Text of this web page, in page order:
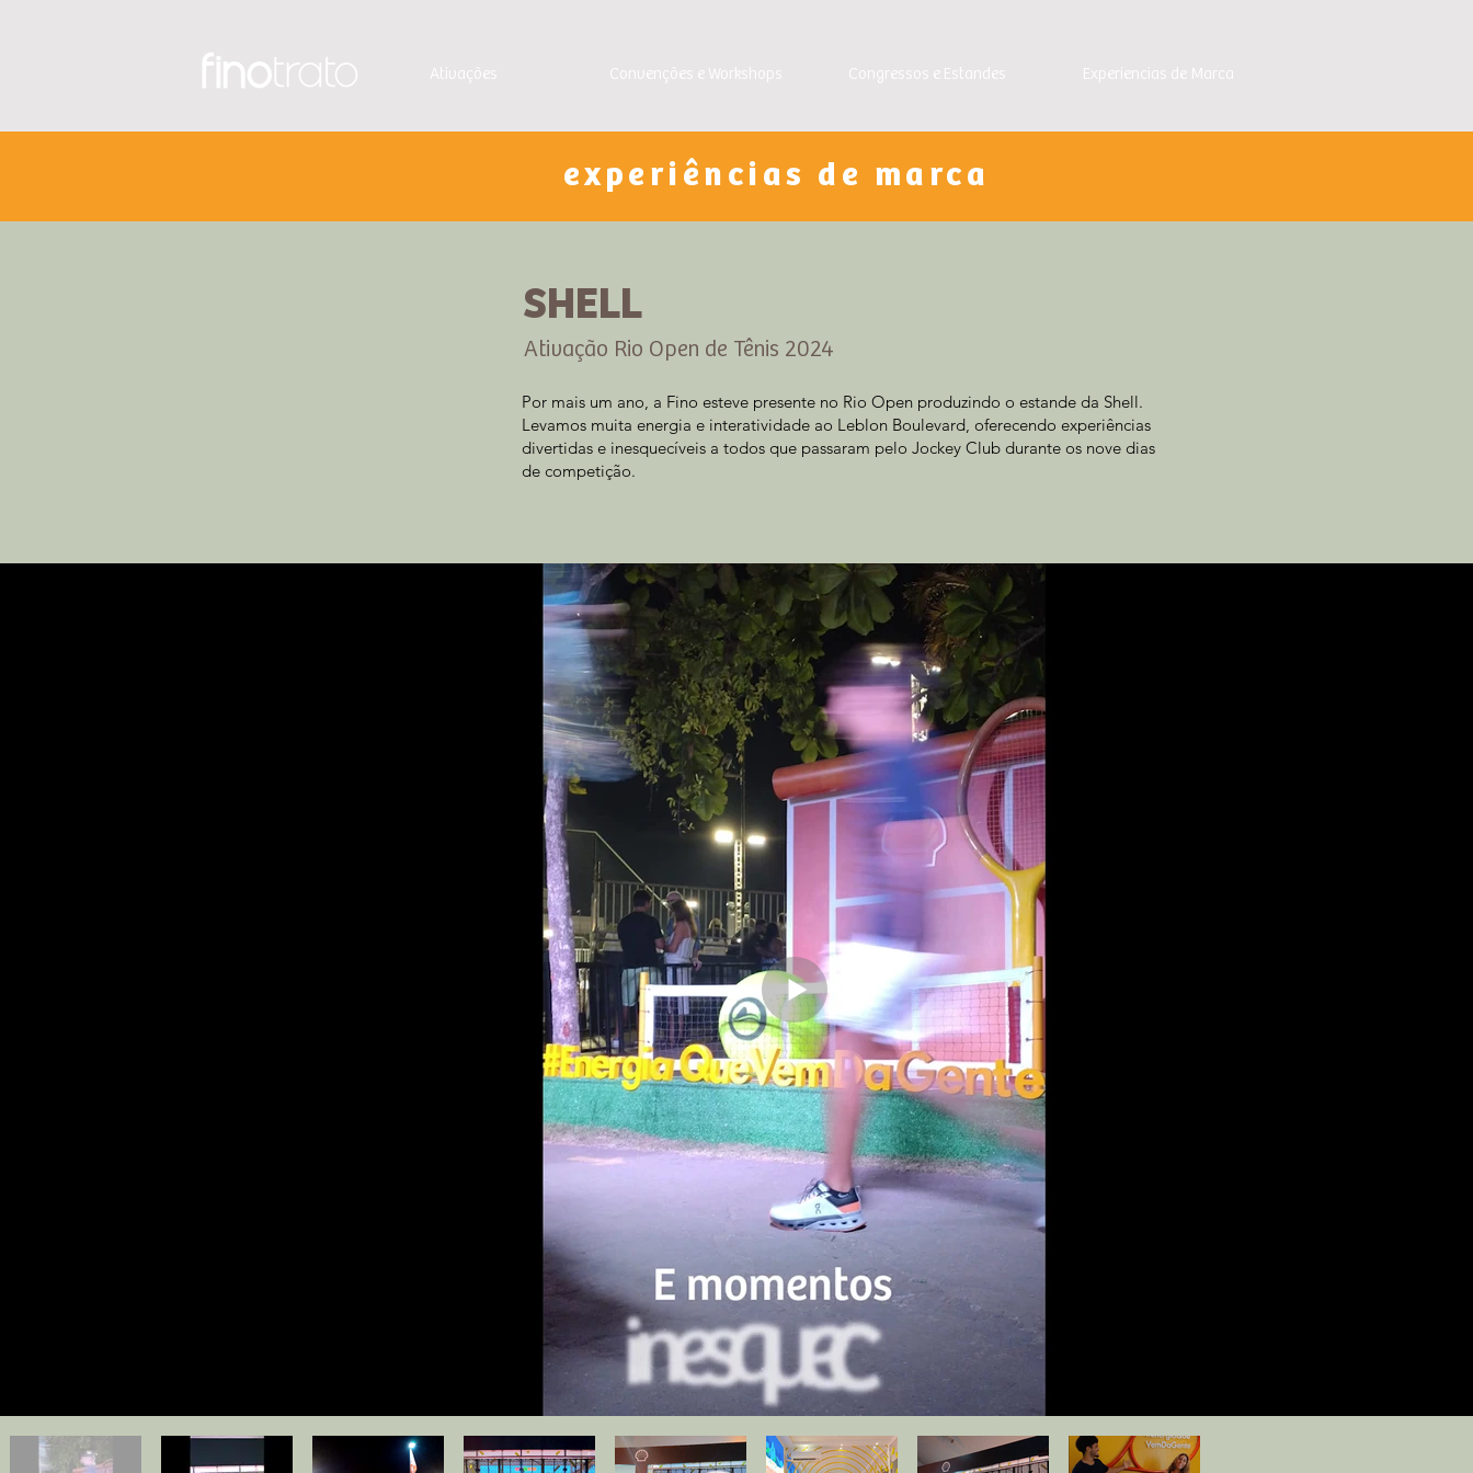
Ativações Convenções e Workshops Congressos e Estandes Experiencias de Marca
experiências de marca
SHELL
Ativação Rio Open de Tênis 2024
Por mais um ano, a Fino esteve presente no Rio Open produzindo o estande da Shell.
Levamos muita energia e interatividade ao Leblon Boulevard, oferecendo experiências
divertidas e inesquecíveis a todos que passaram pelo Jockey Club durante os nove dias
de competição.